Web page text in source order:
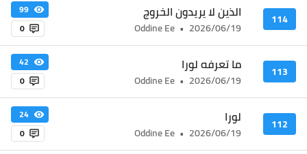
114 الذين لا يريدون الخروج
2026/06/19
•
Oddine Ee
99
0
113 ما تعرفه لورا
2026/06/19
•
Oddine Ee
42
0
112 لورا
2026/06/19
•
Oddine Ee
24
0